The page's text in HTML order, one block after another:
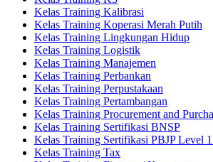
Kelas Training Kalibrasi
Kelas Training Koperasi Merah Putih
Kelas Training Lingkungan Hidup
Kelas Training Logistik
Kelas Training Manajemen
Kelas Training Perbankan
Kelas Training Perpustakaan
Kelas Training Pertambangan
Kelas Training Procurement and
Kelas Training Sertifikasi BNSP
Kelas Training Sertifikasi PBJP Level
Kelas Training Tax